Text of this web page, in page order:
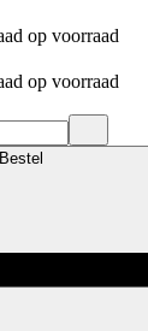
op voorraad
op voorraad
Bestel